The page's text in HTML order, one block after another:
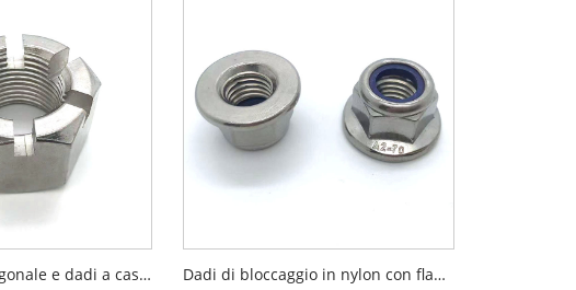
Scanalatura esagonale e dadi a castello Dadi di bloccaggio in nylon con flangia esagonale DIN6926